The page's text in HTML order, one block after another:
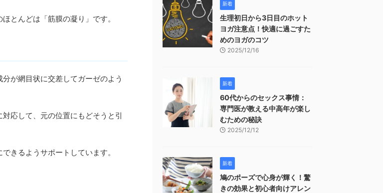
とんどは「筋膜の凝り」です。
が網目状に交差してガーゼのよう
応して、元の位置にもどそうと引
きるようサポートしています。
新着
生理初日から3日目のホット
ヨガ注意点！快適に過ごすた
めのヨガのコツ
2025/12/16
新着
60代からのセックス事情：
専門医が教える中高年が楽し
むための秘訣
2025/12/12
新着
鳩のポーズで心身が輝く！驚
きの効果と初心者向けアレン